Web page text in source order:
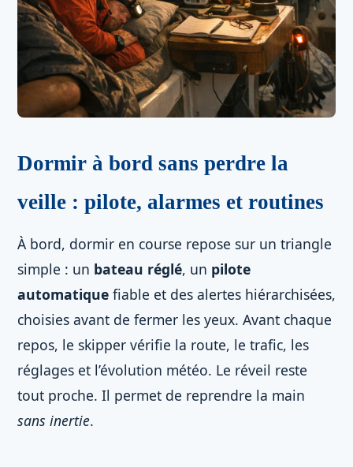
Dormir à bord sans perdre la
veille : pilote, alarmes et routines
À bord, dormir en course repose sur un triangle
simple : un bateau réglé, un pilote
automatique fiable et des alertes hiérarchisées,
choisies avant de fermer les yeux. Avant chaque
repos, le skipper vérifie la route, le trafic, les
réglages et l’évolution météo. Le réveil reste
tout proche. Il permet de reprendre la main
sans inertie.